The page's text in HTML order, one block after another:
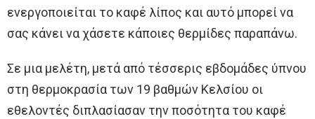
ενεργοποιείται το καφέ λίπος και αυτό μπορεί να
σας κάνει να χάσετε κάποιες θερμίδες παραπάνω.
Σε μια μελέτη, μετά από τέσσερις εβδομάδες ύπνου
στη θερμοκρασία των 19 βαθμών Κελσίου οι
εθελοντές διπλασίασαν την ποσότητα του καφέ